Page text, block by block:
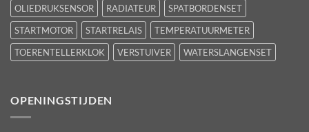
OLIEDRUKSENSOR
RADIATEUR
SPATBORDENSET
STARTMOTOR
STARTRELAIS
TEMPERATUURMETER
TOERENTELLERKLOK
VERSTUIVER WATERSLANGENSET
OPENINGSTIJDEN